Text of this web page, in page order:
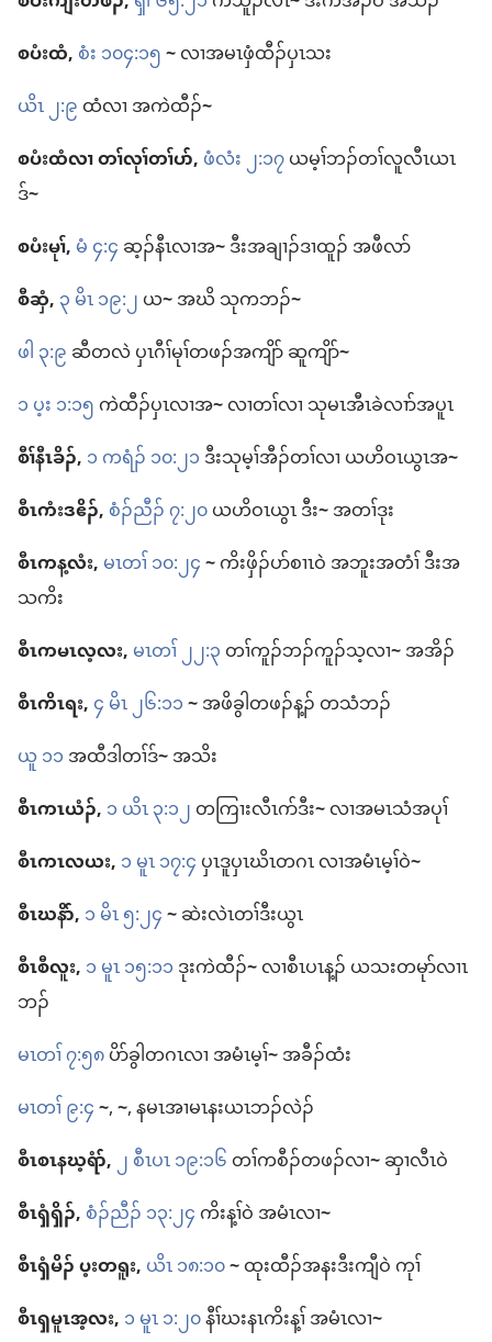
စပံးထံ,စံး ၁၀၄:၁၅~လၢ​အ​မၤ​ဖှံထီၣ်​ပှၤသး
ယိၤ ၂:၉ထံ​လၢ အ​ကဲထီၣ်~
စပံးထံ​လၢ တၢ်လုၢ်​တၢ်ပာ်,ဖံလံး ၂:၁၇ယ​မ့ၢ်​ဘၣ်​တၢ်​လူ​လီၤ​ယၤ
ဒ်~
စပံးမုၢ်,မံ ၄:၄ဆ့ၣ်နီၤ​လၢ​အ~ဒီး​အ​ချၢၣ်ဒၢ​ထူၣ်​ အ​ဖီလာ်
စီဆှံ,၃ မိၤ ၁၉:၂ယ~အဃိ သု​က​ဘၣ်~
ဖါ ၃:၉ဆီတလဲ ပှၤ​ဂီၢ်မုၢ်​တဖၣ်​အကျိာ် ဆူ​ကျိာ်~
၁ ပ့း ၁:၁၅ကဲထီၣ်​ပှၤလၢ​အ~လၢ​တၢ်​လၢ သု​မၤ​အီၤ​ခဲလၢာ်​အ​ပူၤ
စီၢ်နီၤခိၣ်,၁ ကရံၣ်​ ၁၀:၂၁ဒီး​သု​မ့ၢ်​အီၣ်တၢ်​လၢ ယဟိဝၤ​ယွၤ​အ~
စီၤ​ကံးဒဧိၣ်,စံၣ်​ညီၣ်​ ၇:၂၀ယဟိဝၤ​ယွၤ ဒီး~အ​တၢ်ဒုး
စီၤ​ကန့လံး,မၤတၢ် ၁၀:၂၄~ကိးဖှိၣ်​ပာ်စၢၤ​ဝဲ အဘူး​အတံၢ် ဒီး​အ​
သကိး
စီၤ​ကမၤလ့လး,မၤတၢ် ၂၂:၃တၢ်​ကူၣ်​ဘၣ်​ကူၣ်သ့​လၢ~အ​အိၣ်
စီၤ​ကိၤရး,၄ မိၤ ၂၆:၁၁~အ​ဖိခွါ​တဖၣ်​န့ၣ်​ တ​သံ​ဘၣ်
ယူ ၁၁အ​ထီဒါ​တၢ်​ဒ်~အသိး
စီၤ​ကၤယံၣ်,၁ ယိၤ ၃:၁၂တ​ကြၢး​လီၤဂာ်​ဒီး~လၢ​အ​မၤသံ​အပုၢ်
စီၤ​ကၤလယး,၁ မူၤ ၁၇:၄ပှၤဒူ​ပှၤဃိၤ​တဂၤ လၢ​အ​မံၤ​မ့ၢ်ဝဲ~
စီၤ​ဃနိာ်,၁ မိၤ ၅:၂၄~ဆဲး​လဲၤ​တၢ်​ဒီး​ယွၤ
စီၤ​စီလူး,၁ မူၤ ၁၅:၁၁ဒုး​ကဲထီၣ်~လၢ​စီၤပၤ​န့ၣ်​ ယ​သး​တ​မုာ်​လၢၤ
ဘၣ်
မၤတၢ် ၇:၅၈ပိာ်ခွါ​တဂၤ​လၢ အ​မံၤ​မ့ၢ်~အ​ခီၣ်ထံး
မၤတၢ် ၉:၄~,~, န​မၤအၢ​မၤနး​ယၤ​ဘၣ်​လဲၣ်
စီၤ​စၤနဃ့ရံာ်,၂ စီၤပၤ ၁၉:၁၆တၢ်​ကစီၣ်​တဖၣ်​လၢ~ဆှၢ​လီၤ​ဝဲ
စီၤ​ၡံၡိၣ်,စံၣ်​ညီၣ်​ ၁၃:၂၄ကိး​န့ၢ်ဝဲ အ​မံၤ​လၢ~
စီၤ​ၡံမိၣ်​ ပ့းတရူး,ယိၤ ၁၈:၁၀~ထုးထီၣ်​အ​နး​ဒီး​ကျီ​ဝဲ ကုၢ်
စီၤ​ၡမူၤအ့လး,၁ မူၤ ၁:၂၀နီၢ်​ဃးနၤ​ကိး​န့ၢ် အ​မံၤ​လၢ~